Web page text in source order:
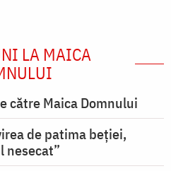
LA MAICA
către Maica Domnului
de patima beției,
nesecat”